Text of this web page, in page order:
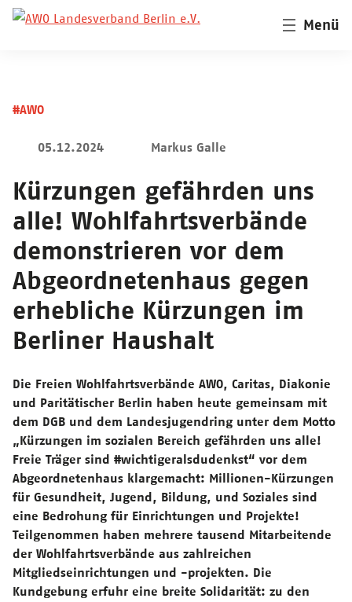
Menü
#AWO
05.12.2024 Markus Galle
Kürzungen gefährden uns
alle! Wohlfahrtsverbände
demonstrieren vor dem
Abgeordnetenhaus gegen
erhebliche Kürzungen im
Berliner Haushalt
Die Freien Wohlfahrtsverbände AWO, Caritas, Diakonie
und Paritätischer Berlin haben heute gemeinsam mit
dem DGB und dem Landesjugendring unter dem Motto
„Kürzungen im sozialen Bereich gefährden uns alle!
Freie Träger sind #wichtigeralsdudenkst“ vor dem
Abgeordnetenhaus klargemacht: Millionen-Kürzungen
für Gesundheit, Jugend, Bildung, und Soziales sind
eine Bedrohung für Einrichtungen und Projekte!
Teilgenommen haben mehrere tausend Mitarbeitende
der Wohlfahrtsverbände aus zahlreichen
Mitgliedseinrichtungen und -projekten. Die
Kundgebung erfuhr eine breite Solidarität: zu den